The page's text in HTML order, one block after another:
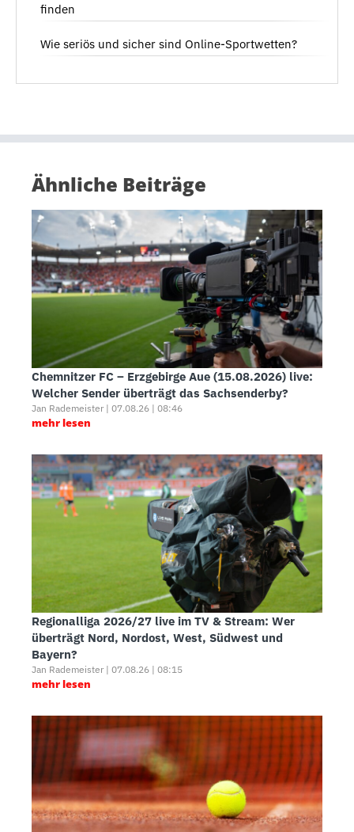
finden
Wie seriös und sicher sind Online-Sportwetten?
Ähnliche Beiträge
Chemnitzer FC – Erzgebirge Aue (15.08.2026) live:
Welcher Sender überträgt das Sachsenderby?
Jan Rademeister | 07.08.26 | 08:46
mehr lesen
Regionalliga 2026/27 live im TV & Stream: Wer
überträgt Nord, Nordost, West, Südwest und
Bayern?
Jan Rademeister | 07.08.26 | 08:15
mehr lesen